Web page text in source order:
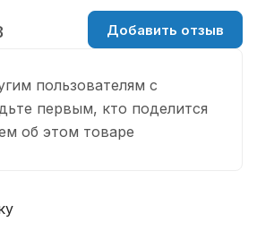
пользователям с
первым, кто поделится
об этом товаре
Добавить отзыв